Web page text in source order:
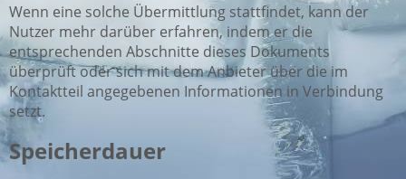
Wenn eine solche Übermittlung stattfindet, kann der
Nutzer mehr darüber erfahren, indem er die
entsprechenden Abschnitte dieses Dokuments
überprüft oder sich mit dem Anbieter über die im
Kontaktteil angegebenen Informationen in Verbindung
setzt.
Speicherdauer